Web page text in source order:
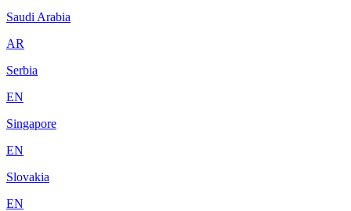
Saudi Arabia
AR
Serbia
EN
Singapore
EN
Slovakia
EN